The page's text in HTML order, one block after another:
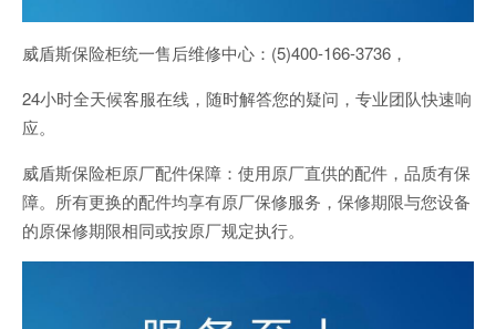
威盾斯保险柜统一售后维修中心：(5)400-166-3736，
24小时全天候客服在线，随时解答您的疑问，专业团队快速响
应。
威盾斯保险柜原厂配件保障：使用原厂直供的配件，品质有保
障。所有更换的配件均享有原厂保修服务，保修期限与您设备
的原保修期限相同或按原厂规定执行。